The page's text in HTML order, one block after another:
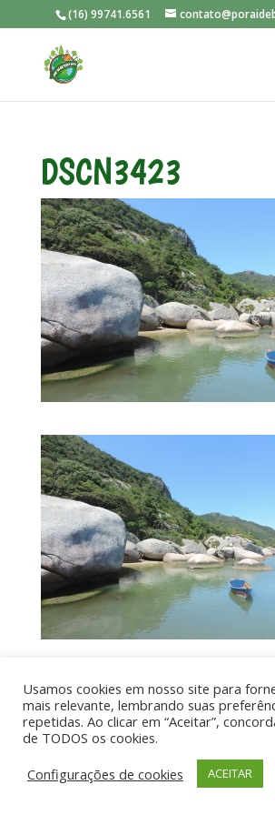
(16) 99741.6561
DSCN3423
Por aí de Barraca - direitos reservados
por UIA WEB
Usamos cookies em nosso site para
mais relevante, lembrando suas
repetidas. Ao clicar em “Aceitar”,
de TODOS os cookies.
Configurações de cookies
ACEITAR